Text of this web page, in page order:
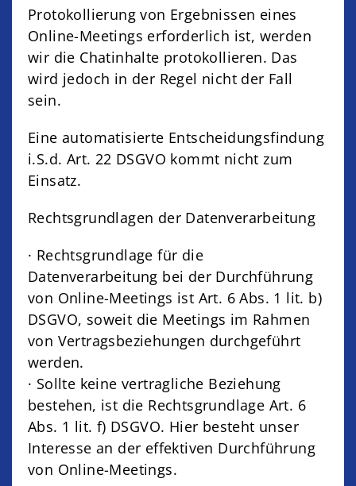
Protokollierung von Ergebnissen eines
Online-Meetings erforderlich ist, werden
wir die Chatinhalte protokollieren. Das
wird jedoch in der Regel nicht der Fall
sein.
Eine automatisierte Entscheidungsfindung
i.S.d. Art. 22 DSGVO kommt nicht zum
Einsatz.
Rechtsgrundlagen der Datenverarbeitung
· Rechtsgrundlage für die
Datenverarbeitung bei der Durchführung
von Online-Meetings ist Art. 6 Abs. 1 lit. b)
DSGVO, soweit die Meetings im Rahmen
von Vertragsbeziehungen durchgeführt
werden.
· Sollte keine vertragliche Beziehung
bestehen, ist die Rechtsgrundlage Art. 6
Abs. 1 lit. f) DSGVO. Hier besteht unser
Interesse an der effektiven Durchführung
von Online-Meetings.